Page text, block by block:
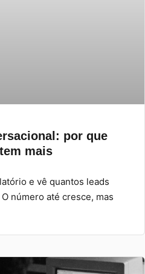
por que
mais
e vê quantos leads
número até cresce, mas